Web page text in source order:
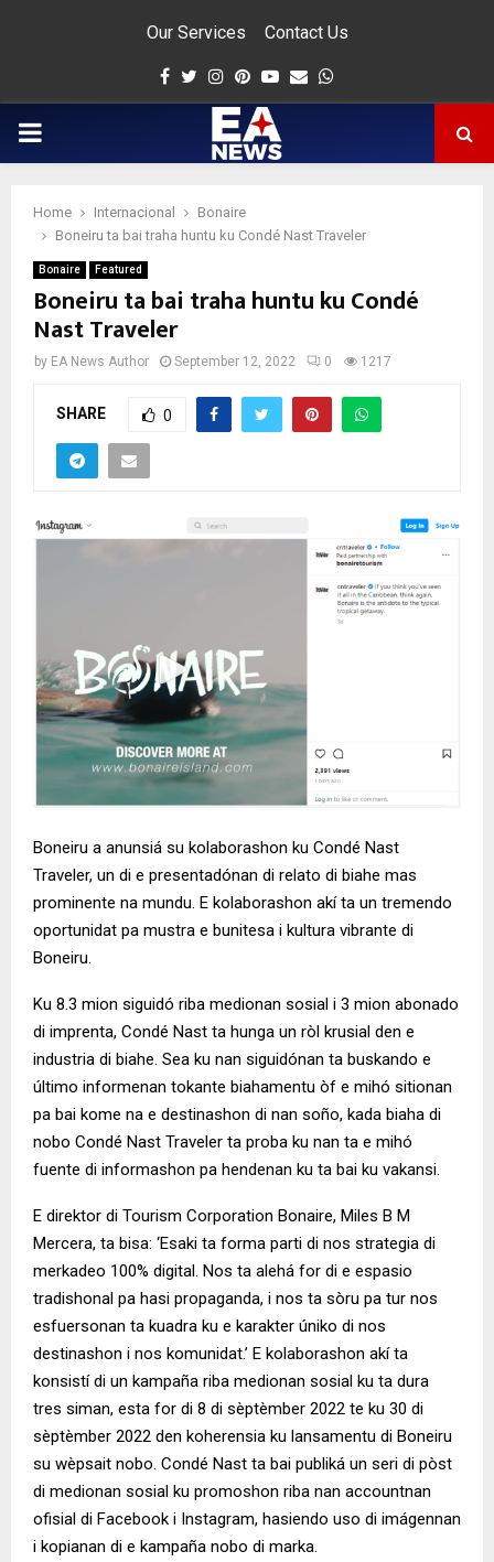
Our Services Contact Us
Facebook
Twitter
Instagram
Pinterest
Youtube
Email
PRIMARY
Home Internacional
Bonaire
Boneiru ta bai traha huntu ku Condé Nast Traveler
Bonaire Featured
Boneiru ta bai traha huntu ku Condé
Nast Traveler
by EA News Author September 12, 2022 0 1217
SHARE 0
Boneiru a anunsiá su kolaborashon ku Condé Nast
Traveler, un di e presentadónan di relato di biahe mas
prominente na mundu. E kolaborashon akí ta un tremendo
oportunidat pa mustra e bunitesa i kultura vibrante di
Boneiru.
Ku 8.3 mion siguidó riba medionan sosial i 3 mion abonado
di imprenta, Condé Nast ta hunga un ròl krusial den e
industria di biahe. Sea ku nan siguidónan ta buskando e
último informenan tokante biahamentu òf e mihó sitionan
pa bai kome na e destinashon di nan soño, kada biaha di
nobo Condé Nast Traveler ta proba ku nan ta e mihó
fuente di informashon pa hendenan ku ta bai ku vakansi.
E direktor di Tourism Corporation Bonaire, Miles B M
Mercera, ta bisa: ‘Esaki ta forma parti di nos strategia di
merkadeo 100% digital. Nos ta alehá for di e espasio
tradishonal pa hasi propaganda, i nos ta sòru pa tur nos
esfuersonan ta kuadra ku e karakter úniko di nos
destinashon i nos komunidat.’ E kolaborashon akí ta
konsistí di un kampaña riba medionan sosial ku ta dura
tres siman, esta for di 8 di sèptèmber 2022 te ku 30 di
sèptèmber 2022 den koherensia ku lansamentu di Boneiru
su wèpsait nobo. Condé Nast ta bai publiká un seri di pòst
di medionan sosial ku promoshon riba nan accountnan
ofisial di Facebook i Instagram, hasiendo uso di imágennan
i kopianan di e kampaña nobo di marka.